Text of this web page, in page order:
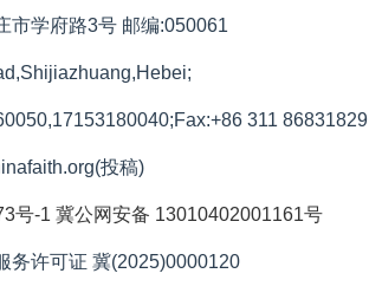
市学府路3号 邮编:050061
Fax:+86 311 86831829
投稿)
号-1 冀公网安备 13010402001161号
务许可证 冀(2025)0000120